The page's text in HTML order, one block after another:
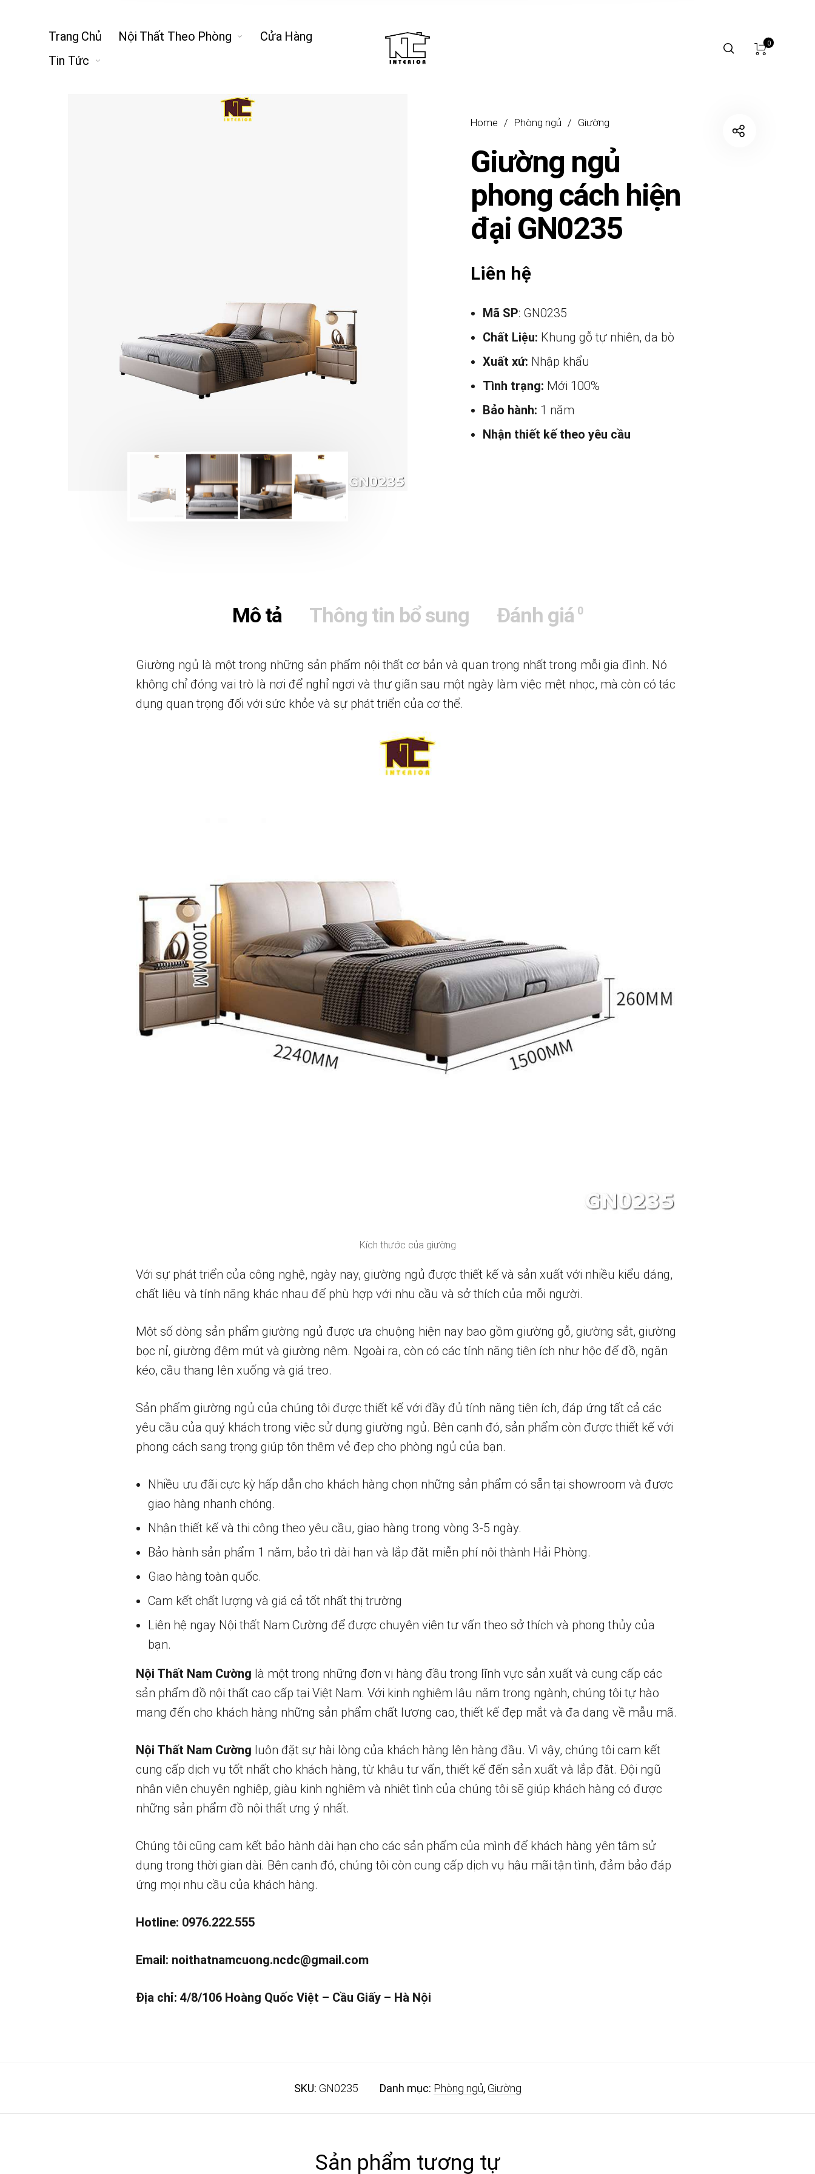
Trang Chủ Nội Thất Theo Phòng
Cửa Hàng
Tin Tức
0
Home / Phòng ngủ / Giường
Giường ngủ
phong cách hiện
đại GN0235
Liên hệ
Mã SP: GN0235
Chất Liệu: Khung gỗ tự nhiên, da bò
Xuất xứ: Nhập khẩu
Tình trạng: Mới 100%
Bảo hành: 1 năm
Nhận thiết kế theo yêu cầu
Mô tả Thông tin bổ sung Đánh giá 0
Giường ngủ là một trong những sản phẩm nội thất cơ bản và quan trọng nhất trong mỗi gia đình. Nó
không chỉ đóng vai trò là nơi để nghỉ ngơi và thư giãn sau một ngày làm việc mệt nhọc, mà còn có tác
dụng quan trọng đối với sức khỏe và sự phát triển của cơ thể.
Kích thước của giường
Với sự phát triển của công nghệ, ngày nay, giường ngủ được thiết kế và sản xuất với nhiều kiểu dáng,
chất liệu và tính năng khác nhau để phù hợp với nhu cầu và sở thích của mỗi người.
Một số dòng sản phẩm giường ngủ được ưa chuộng hiện nay bao gồm giường gỗ, giường sắt, giường
bọc nỉ, giường đệm mút và giường nệm. Ngoài ra, còn có các tính năng tiện ích như hộc để đồ, ngăn
kéo, cầu thang lên xuống và giá treo.
Sản phẩm giường ngủ của chúng tôi được thiết kế với đầy đủ tính năng tiện ích, đáp ứng tất cả các
yêu cầu của quý khách trong việc sử dụng giường ngủ. Bên cạnh đó, sản phẩm còn được thiết kế với
phong cách sang trọng giúp tôn thêm vẻ đẹp cho phòng ngủ của bạn.
Nhiều ưu đãi cực kỳ hấp dẫn cho khách hàng chọn những sản phẩm có sẵn tại showroom và được
giao hàng nhanh chóng.
Nhận thiết kế và thi công theo yêu cầu, giao hàng trong vòng 3-5 ngày.
Bảo hành sản phẩm 1 năm, bảo trì dài hạn và lắp đặt miễn phí nội thành Hải Phòng.
Giao hàng toàn quốc.
Cam kết chất lượng và giá cả tốt nhất thị trường
Liên hệ ngay Nội thất Nam Cường để được chuyên viên tư vấn theo sở thích và phong thủy của
bạn.
Nội Thất Nam Cường là một trong những đơn vị hàng đầu trong lĩnh vực sản xuất và cung cấp các
sản phẩm đồ nội thất cao cấp tại Việt Nam. Với kinh nghiệm lâu năm trong ngành, chúng tôi tự hào
mang đến cho khách hàng những sản phẩm chất lượng cao, thiết kế đẹp mắt và đa dạng về mẫu mã.
Nội Thất Nam Cường luôn đặt sự hài lòng của khách hàng lên hàng đầu. Vì vậy, chúng tôi cam kết
cung cấp dịch vụ tốt nhất cho khách hàng, từ khâu tư vấn, thiết kế đến sản xuất và lắp đặt. Đội ngũ
nhân viên chuyên nghiệp, giàu kinh nghiệm và nhiệt tình của chúng tôi sẽ giúp khách hàng có được
những sản phẩm đồ nội thất ưng ý nhất.
Chúng tôi cũng cam kết bảo hành dài hạn cho các sản phẩm của mình để khách hàng yên tâm sử
dụng trong thời gian dài. Bên cạnh đó, chúng tôi còn cung cấp dịch vụ hậu mãi tận tình, đảm bảo đáp
ứng mọi nhu cầu của khách hàng.
Hotline: 0976.222.555
Email: noithatnamcuong.ncdc@gmail.com
Địa chỉ: 4/8/106 Hoàng Quốc Việt – Cầu Giấy – Hà Nội
SKU: GN0235 Danh mục: Phòng ngủ,Giường
Sản phẩm tương tự